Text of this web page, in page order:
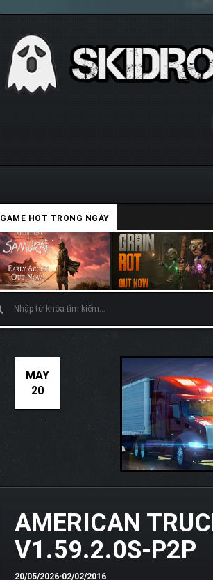
GAME HOT TRONG NGÀY
MAY
20
AMERICAN
V1.59.2.0S-P2P
20/05/2026•02/02/2016